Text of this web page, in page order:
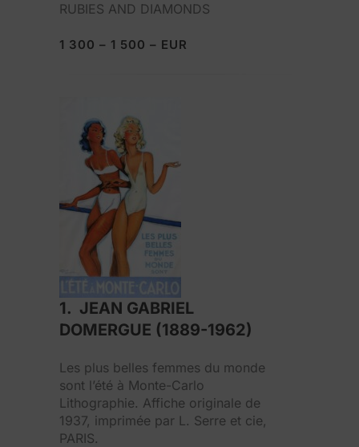
RUBIES AND DIAMONDS
1 300 – 1 500 – EUR
1. JEAN GABRIEL
DOMERGUE (1889-1962)
Les plus belles femmes du monde
sont l’été à Monte-Carlo
Lithographie. Affiche originale de
1937, imprimée par L. Serre et cie,
PARIS.